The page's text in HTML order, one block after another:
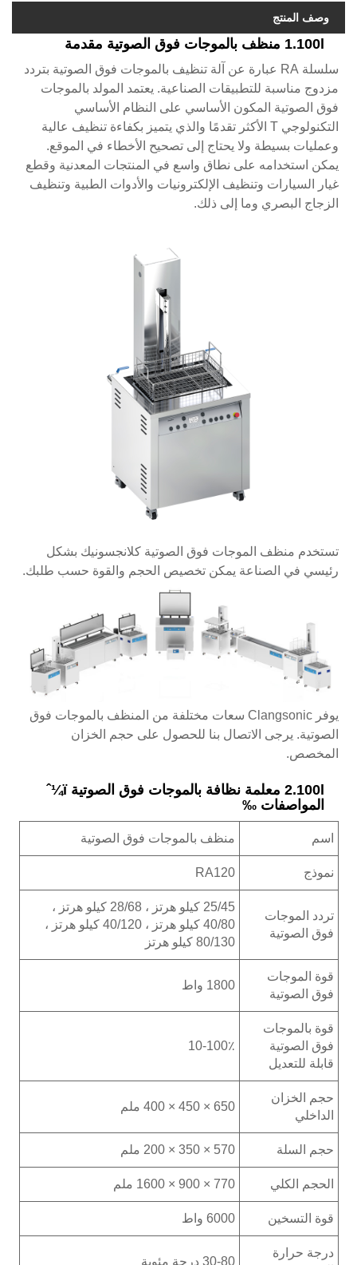
وصف المنتج
1.100l منظف بالموجات فوق الصوتية مقدمة
سلسلة RA عبارة عن آلة تنظيف بالموجات فوق الصوتية بتردد
مزدوج مناسبة للتطبيقات الصناعية. يعتمد المولد بالموجات
فوق الصوتية المكون الأساسي على النظام الأساسي
التكنولوجي T الأكثر تقدمًا والذي يتميز بكفاءة تنظيف عالية
وعمليات بسيطة ولا يحتاج إلى تصحيح الأخطاء في الموقع.
يمكن استخدامه على نطاق واسع في المنتجات المعدنية وقطع
غيار السيارات وتنظيف الإلكترونيات والأدوات الطبية وتنظيف
الزجاج البصري وما إلى ذلك.
تستخدم منظف الموجات فوق الصوتية كلانجسونيك بشكل
رئيسي في الصناعة يمكن تخصيص الحجم والقوة حسب طلبك.
يوفر Clangsonic سعات مختلفة من المنظف بالموجات فوق
الصوتية. يرجى الاتصال بنا للحصول على حجم الخزان
المخصص.
2.100l معلمة نظافة بالموجات فوق الصوتية ï¼ˆ
المواصفات ‰
اسم منظف ​​بالموجات فوق الصوتية
نموذج RA120
تردد الموجات
فوق الصوتية
25/45 كيلو هرتز ، 28/68 كيلو هرتز ،
40/80 كيلو هرتز ، 40/120 كيلو هرتز ،
80/130 كيلو هرتز
قوة الموجات
فوق الصوتية
1800 واط
قوة بالموجات
فوق الصوتية
قابلة للتعديل
10-100٪
حجم الخزان
الداخلي
650 × 450 × 400 ملم
حجم السلة 570 × 350 × 200 ملم
الحجم الكلي 770 × 900 × 1600 ملم
قوة التسخين 6000 واط
درجة حرارة
30-80 درجة مئوية